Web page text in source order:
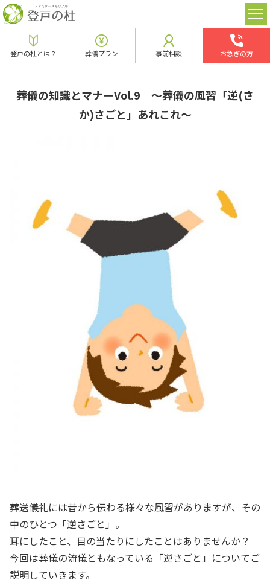
登戸の杜とは？ 葬儀プラン 事前相談 お急ぎの方
葬儀の知識とマナーVol.9 ～葬儀の風習「逆(さ
か)さごと」あれこれ～
葬送儀礼には昔から伝わる様々な風習がありますが、その
中のひとつ「逆さごと」。
耳にしたこと、目の当たりにしたことはありませんか？
今回は葬儀の流儀ともなっている「逆さごと」についてご
説明していきます。